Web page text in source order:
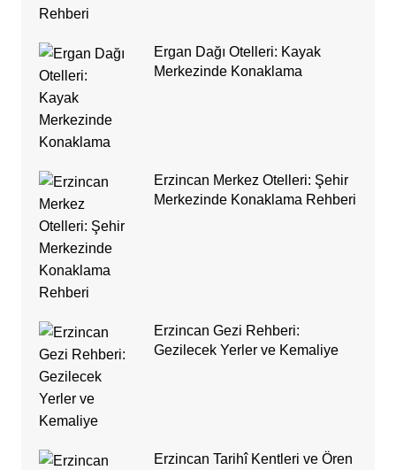
Ergan Dağı Otelleri: Kayak
Merkezinde Konaklama
Erzincan Merkez Otelleri: Şehir
Merkezinde Konaklama Rehberi
Erzincan Gezi Rehberi:
Gezilecek Yerler ve Kemaliye
Erzincan Tarihî Kentleri ve Ören